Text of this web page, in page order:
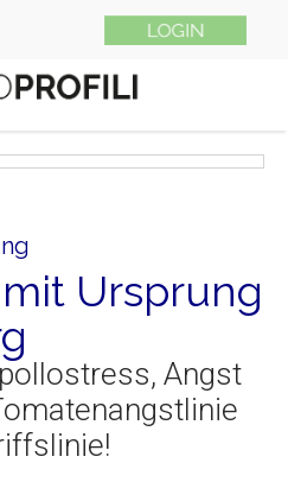
Ursprung
Angst